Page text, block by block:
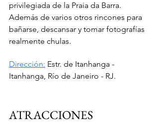
privilegiada de la Praia da Barra.
Además de varios otros rincones para
bañarse, descansar y tomar fotografías
realmente chulas.
Dirección: Estr. de Itanhanga -
Itanhanga, Río de Janeiro - RJ.
ATRACCIONES